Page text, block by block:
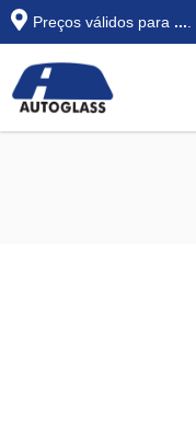
Preços válidos para ...